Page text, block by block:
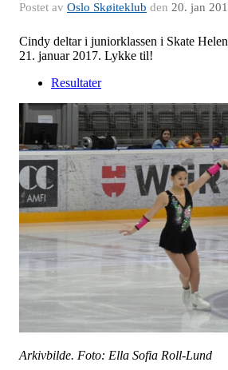
Postet av Oslo Skøiteklub den 20. jan
Cindy deltar i juniorklassen i Skate
21. januar 2017. Lykke til!
Resultater
Arkivbilde. Foto: Ella Sofia Roll-Lund